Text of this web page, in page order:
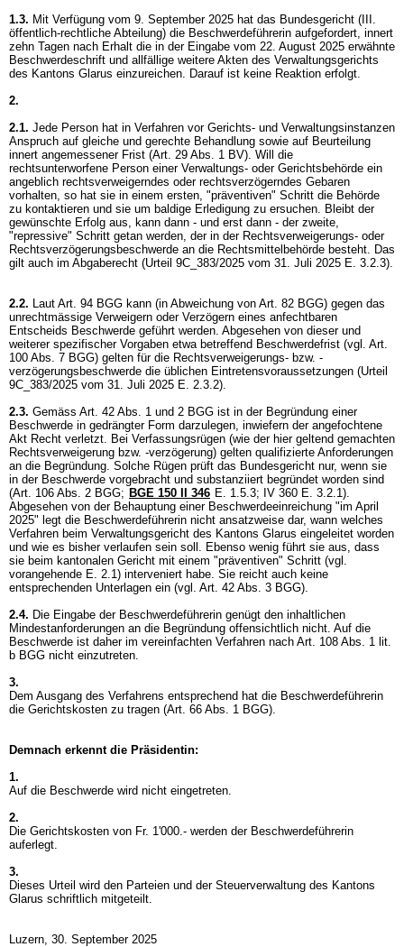
1.3. Mit Verfügung vom 9. September 2025 hat das Bundesgericht (III.
öffentlich-rechtliche Abteilung) die Beschwerdeführerin aufgefordert, innert
zehn Tagen nach Erhalt die in der Eingabe vom 22. August 2025 erwähnte
Beschwerdeschrift und allfällige weitere Akten des Verwaltungsgerichts
des Kantons Glarus einzureichen. Darauf ist keine Reaktion erfolgt.
2.
2.1. Jede Person hat in Verfahren vor Gerichts- und Verwaltungsinstanzen
Anspruch auf gleiche und gerechte Behandlung sowie auf Beurteilung
innert angemessener Frist (Art. 29 Abs. 1 BV). Will die
rechtsunterworfene Person einer Verwaltungs- oder Gerichtsbehörde ein
angeblich rechtsverweigerndes oder rechtsverzögerndes Gebaren
vorhalten, so hat sie in einem ersten, "präventiven" Schritt die Behörde
zu kontaktieren und sie um baldige Erledigung zu ersuchen. Bleibt der
gewünschte Erfolg aus, kann dann - und erst dann - der zweite,
"repressive" Schritt getan werden, der in der Rechtsverweigerungs- oder
Rechtsverzögerungsbeschwerde an die Rechtsmittelbehörde besteht. Das
gilt auch im Abgaberecht (Urteil 9C_383/2025 vom 31. Juli 2025 E. 3.2.3).
2.2. Laut Art. 94 BGG kann (in Abweichung von Art. 82 BGG) gegen das
unrechtmässige Verweigern oder Verzögern eines anfechtbaren
Entscheids Beschwerde geführt werden. Abgesehen von dieser und
weiterer spezifischer Vorgaben etwa betreffend Beschwerdefrist (vgl. Art.
100 Abs. 7 BGG) gelten für die Rechtsverweigerungs- bzw. -
verzögerungsbeschwerde die üblichen Eintretensvoraussetzungen (Urteil
9C_383/2025 vom 31. Juli 2025 E. 2.3.2).
2.3. Gemäss Art. 42 Abs. 1 und 2 BGG ist in der Begründung einer
Beschwerde in gedrängter Form darzulegen, inwiefern der angefochtene
Akt Recht verletzt. Bei Verfassungsrügen (wie der hier geltend gemachten
Rechtsverweigerung bzw. -verzögerung) gelten qualifizierte Anforderungen
an die Begründung. Solche Rügen prüft das Bundesgericht nur, wenn sie
in der Beschwerde vorgebracht und substanziiert begründet worden sind
(Art. 106 Abs. 2 BGG; BGE 150 II 346 E. 1.5.3; IV 360 E. 3.2.1).
Abgesehen von der Behauptung einer Beschwerdeeinreichung "im April
2025" legt die Beschwerdeführerin nicht ansatzweise dar, wann welches
Verfahren beim Verwaltungsgericht des Kantons Glarus eingeleitet worden
und wie es bisher verlaufen sein soll. Ebenso wenig führt sie aus, dass
sie beim kantonalen Gericht mit einem "präventiven" Schritt (vgl.
vorangehende E. 2.1) interveniert habe. Sie reicht auch keine
entsprechenden Unterlagen ein (vgl. Art. 42 Abs. 3 BGG).
2.4. Die Eingabe der Beschwerdeführerin genügt den inhaltlichen
Mindestanforderungen an die Begründung offensichtlich nicht. Auf die
Beschwerde ist daher im vereinfachten Verfahren nach Art. 108 Abs. 1 lit.
b BGG nicht einzutreten.
3.
Dem Ausgang des Verfahrens entsprechend hat die Beschwerdeführerin
die Gerichtskosten zu tragen (Art. 66 Abs. 1 BGG).
Demnach erkennt die Präsidentin:
1.
Auf die Beschwerde wird nicht eingetreten.
2.
Die Gerichtskosten von Fr. 1'000.- werden der Beschwerdeführerin
auferlegt.
3.
Dieses Urteil wird den Parteien und der Steuerverwaltung des Kantons
Glarus schriftlich mitgeteilt.
Luzern, 30. September 2025